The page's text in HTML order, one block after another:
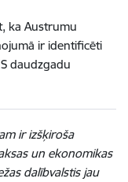
ka Austrumu
ir identificēti
daudzgadu
ir izšķiroša
un ekonomikas
dalībvalstis jau